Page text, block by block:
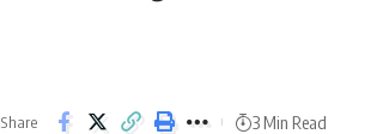
Share 3 Min Read